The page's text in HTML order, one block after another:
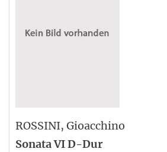
ROSSINI, Gioacchino
Sonata VI D-Dur